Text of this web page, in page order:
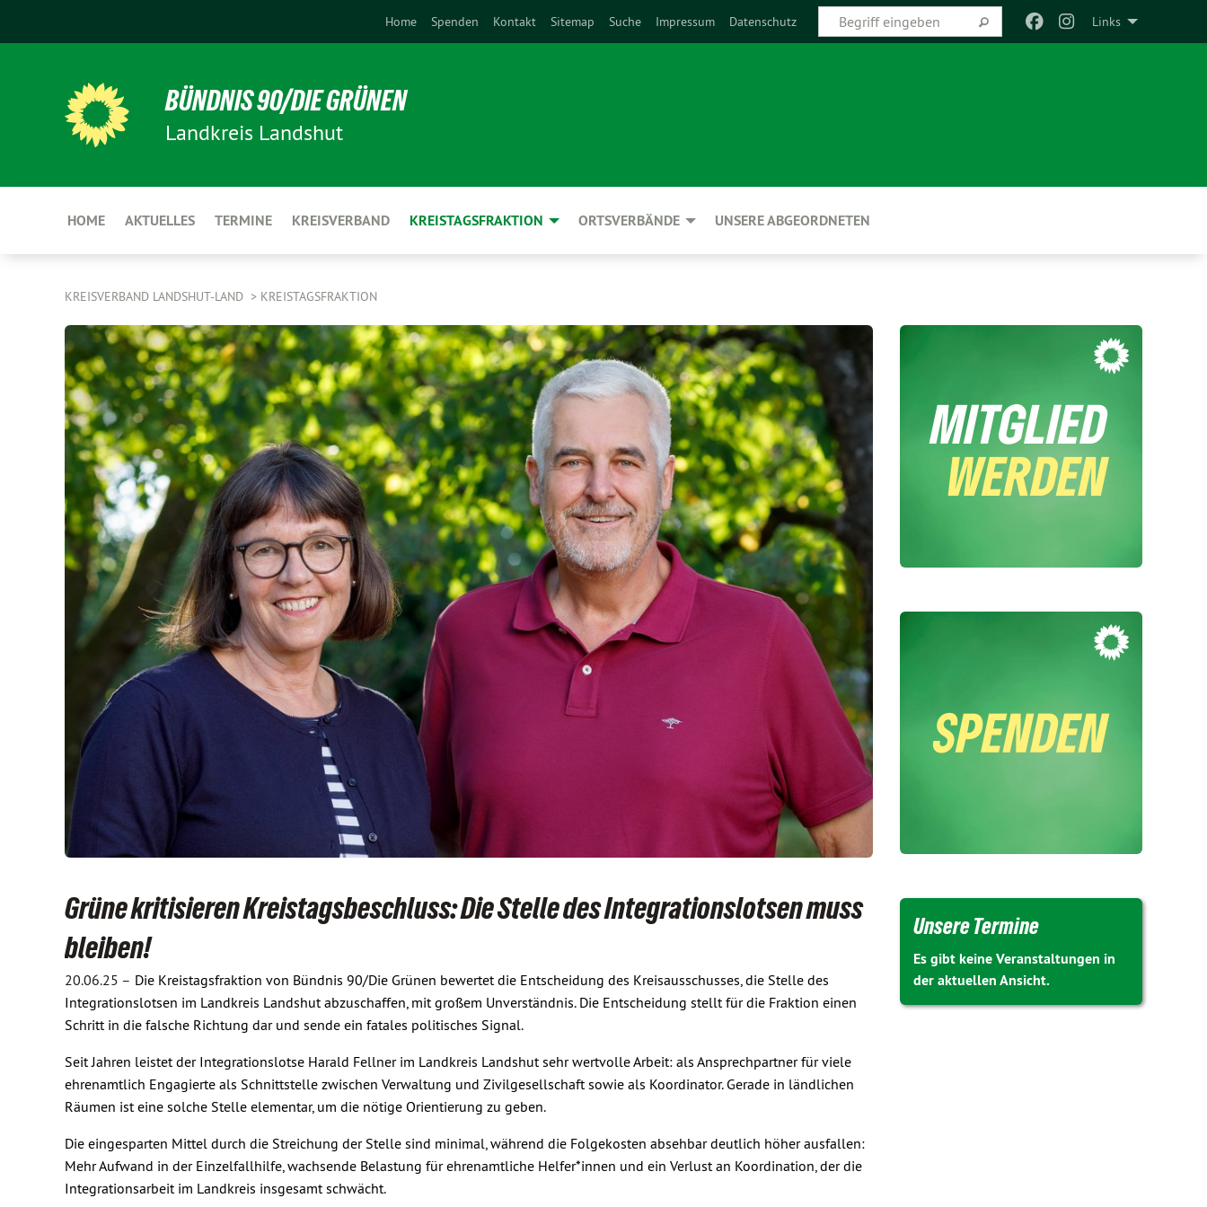
Links
Home Spenden Kontakt Sitemap Suche Impressum Datenschutz
BÜNDNIS 90/DIE GRÜNEN
Landkreis Landshut
HOME AKTUELLES TERMINE KREISVERBAND KREISTAGSFRAKTION ORTSVERBÄNDE UNSERE ABGEORDNETEN
KREISVERBAND LANDSHUT-LAND KREISTAGSFRAKTION
Grüne kritisieren Kreistagsbeschluss: Die Stelle des Integrationslotsen muss
bleiben!
20.06.25 – Die Kreistagsfraktion von Bündnis 90/Die Grünen bewertet die Entscheidung des Kreisausschusses, die Stelle des
Integrationslotsen im Landkreis Landshut abzuschaffen, mit großem Unverständnis. Die Entscheidung stellt für die Fraktion einen
Schritt in die falsche Richtung dar und sende ein fatales politisches Signal.
Seit Jahren leistet der Integrationslotse Harald Fellner im Landkreis Landshut sehr wertvolle Arbeit: als Ansprechpartner für viele
ehrenamtlich Engagierte als Schnittstelle zwischen Verwaltung und Zivilgesellschaft sowie als Koordinator. Gerade in ländlichen
Räumen ist eine solche Stelle elementar, um die nötige Orientierung zu geben.
Die eingesparten Mittel durch die Streichung der Stelle sind minimal, während die Folgekosten absehbar deutlich höher ausfallen:
Mehr Aufwand in der Einzelfallhilfe, wachsende Belastung für ehrenamtliche Helfer*innen und ein Verlust an Koordination, der die
Integrationsarbeit im Landkreis insgesamt schwächt.
Unsere Termine
Es gibt keine Veranstaltungen in
der aktuellen Ansicht.